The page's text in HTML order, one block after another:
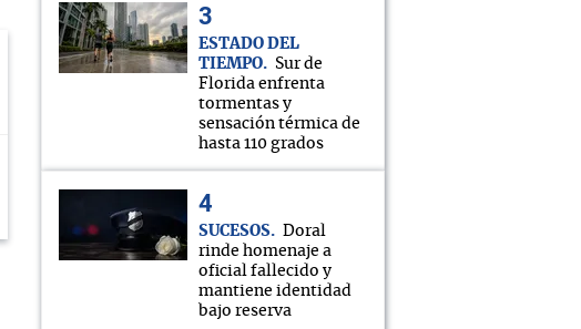
ESTADO DEL
TIEMPO
Sur de
Florida enfrenta
tormentas y
sensación térmica de
hasta 110 grados
SUCESOS
Doral
rinde homenaje a
oficial fallecido y
mantiene identidad
bajo reserva